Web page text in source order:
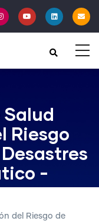
Riesgo
-
del Riesgo de